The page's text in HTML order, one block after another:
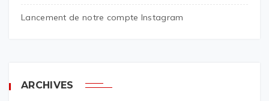
Lancement de notre compte Instagram
ARCHIVES